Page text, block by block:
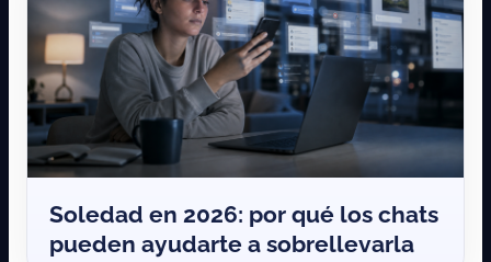
Soledad en 2026: por qué los chats
pueden ayudarte a sobrellevarla